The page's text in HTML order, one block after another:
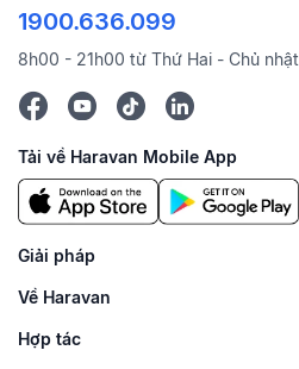
1900.636.099
8h00 - 21h00 từ Thứ Hai - Chủ nhật
Tải về Haravan Mobile App
Giải pháp
Về Haravan
Hợp tác